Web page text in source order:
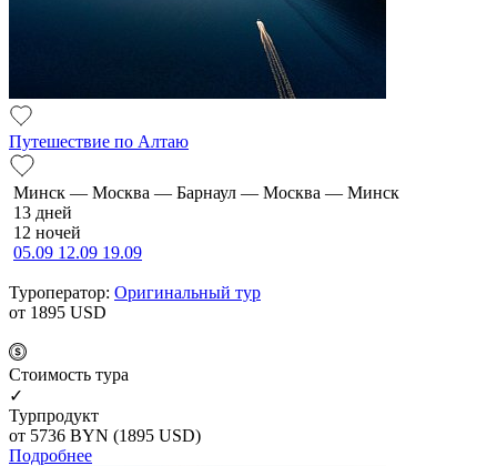
Путешествие по Алтаю
Минск — Москва — Барнаул — Москва — Минск
13 дней
12 ночей
05.09 12.09 19.09
Туроператор: Оригинальный тур
от 1895 USD
Cтоимость тура
✓
Турпродукт
от 5736 BYN (1895 USD)
Подробнее